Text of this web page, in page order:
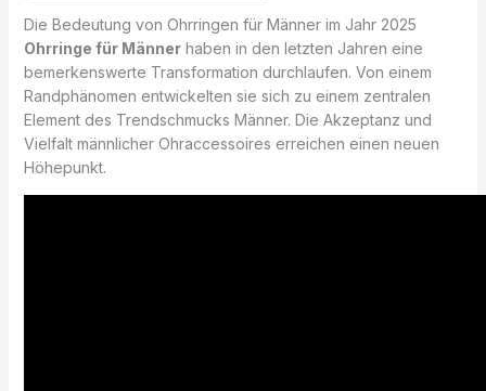
Die Bedeutung von Ohrringen für Männer im Jahr 2025
Ohrringe für Männerhaben in den letzten Jahren eine
bemerkenswerte Transformation durchlaufen. Von einem
Randphänomen entwickelten sie sich zu einem zentralen
Element des Trendschmucks Männer. Die Akzeptanz und
Vielfalt männlicher Ohraccessoires erreichen einen neuen
Höhepunkt.